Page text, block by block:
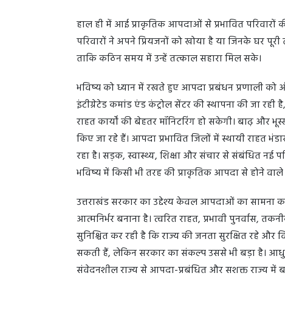
हाल ही में आई प्राकृतिक आपदाओं से प्रभावित परिवारों
परिवारों ने अपने प्रियजनों को खोया है या जिनके घर पूरी
ताकि कठिन समय में उन्हें तत्काल सहारा मिल सके।
भविष्य को ध्यान में रखते हुए आपदा प्रबंधन प्रणाली
इंटीग्रेटेड कमांड एंड कंट्रोल सेंटर की स्थापना की जा
राहत कार्यों की बेहतर मॉनिटरिंग हो सकेगी। बाढ़ और
किए जा रहे हैं। आपदा प्रभावित जिलों में स्थायी राहत
रहा है। सड़क, स्वास्थ्य, शिक्षा और संचार से संबंधित नई
भविष्य में किसी भी तरह की प्राकृतिक आपदा से होने
उत्तराखंड सरकार का उद्देश्य केवल आपदाओं का सामना
आत्मनिर्भर बनाना है। त्वरित राहत, प्रभावी
सुनिश्चित कर रही है कि राज्य की जनता सुरक्षित रहे
सकती हैं, लेकिन सरकार का संकल्प उससे भी बड़ा है।
संवेदनशील राज्य से आपदा-प्रबंधित और सशक्त राज्य में